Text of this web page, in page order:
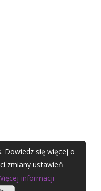
Dowiedz się więcej o
zmiany ustawień
informacji